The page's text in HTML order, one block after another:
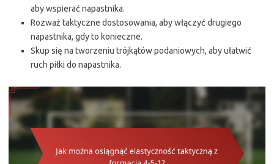
aby wspierać napastnika.
Rozważ taktyczne dostosowania, aby włączyć drugiego
napastnika, gdy to konieczne.
Skup się na tworzeniu trójkątów podaniowych, aby ułatwić
ruch piłki do napastnika.